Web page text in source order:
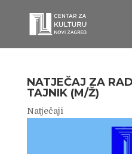
NATJEČAJ ZA
TAJNIK (M/Ž)
Natječaji